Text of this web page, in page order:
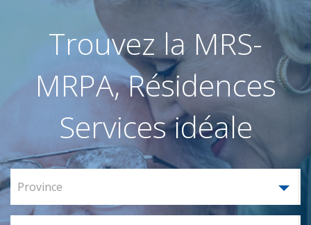
Trouvez la MRS-
MRPA, Résidences
Services idéale
Province